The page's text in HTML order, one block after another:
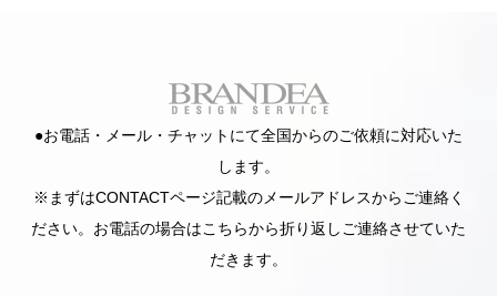
●お電話・メール・チャットにて全国からのご依頼に対応いた
します。
※まずはCONTACTページ記載のメールアドレスからご連絡く
ださい。お電話の場合はこちらから折り返しご連絡させていた
だきます。